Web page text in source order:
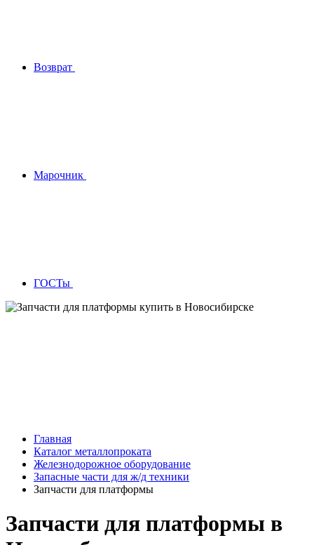
Возврат
Марочник
ГОСТы
Главная
Каталог металлопроката
Железнодорожное оборудование
Запасные части для ж/д техники
Запчасти для платформы
Запчасти для платформы в